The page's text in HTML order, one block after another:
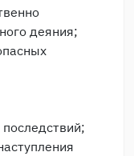
деяния;